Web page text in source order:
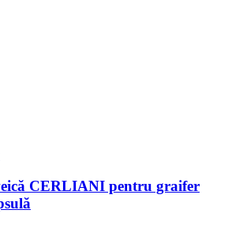
CERLIANI pentru graifer